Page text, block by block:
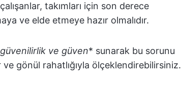
takımları için son derece
ve elde etmeye hazır olmalıdır.
güvenilirlik ve güven* sunarak bu sorunu
gönül rahatlığıyla ölçeklendirebilirsiniz.